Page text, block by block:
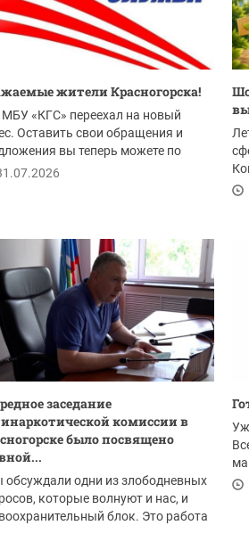
жители Красногорска!
«КГС» переехал на новый
Оставить свои обращения и
вы теперь можете по
заседание
комиссии в
было посвящено
одни из злободневных
которые волнуют и нас, и
блок. Это работа
по